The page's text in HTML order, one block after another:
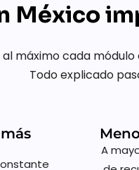
México
máximo cada módulo
Todo explicado
A